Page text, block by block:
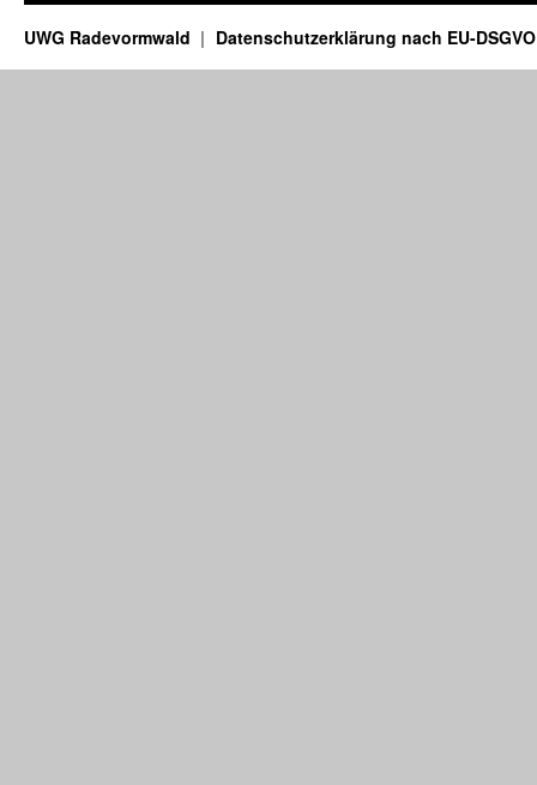
UWG Radevormwald Datenschutzerklärung nach EU-DSGVO